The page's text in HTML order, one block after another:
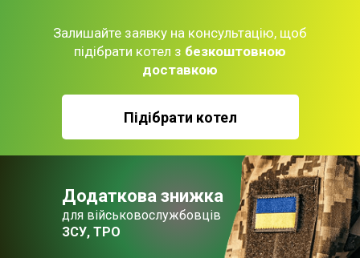
Залишайте заявку на консультацію, щоб
підібрати котел з безкоштовною
доставкою
Підібрати котел
для військовослужбовців
ЗСУ, ТРО
Додаткова знижка